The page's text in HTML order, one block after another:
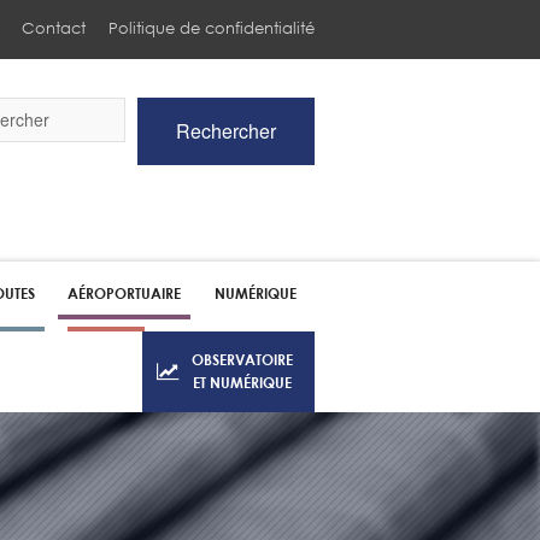
Contact Politique de confidentialité
Rechercher
AÉROPORTUAIRE NUMÉRIQUE
OBSERVATOIRE
ET NUMÉRIQUE